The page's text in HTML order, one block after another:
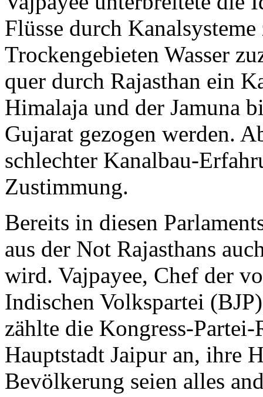
Flüsse durch
Trockengebieten Wasser
quer durch Rajasthan ein
Himalaja und der Jamuna
Gujarat gezogen werden.
schlechter Kanalbau-
Zustimmung.
Bereits in diesen
aus der Not Rajasthans
wird. Vajpayee, Chef der
Indischen Volkspartei
zählte die Kongress-
Hauptstadt Jaipur an, ihre
Bevölkerung seien alles